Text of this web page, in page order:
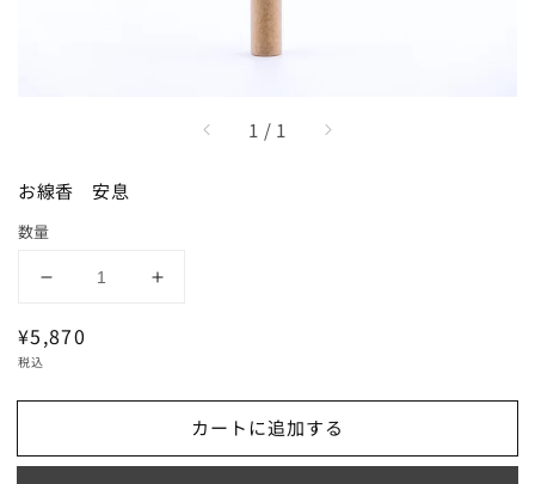
1 / /1
お線香 安息
数量
香
息
数
お
息
数
通
常
価
¥5,870
税込
カートに追加する